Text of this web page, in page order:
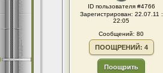
ID пользователя #4766
Зарегистрирован: 22.07.11 :
22:05
Сообщений: 80
ПООЩРЕНИЙ: 4
Поощрить